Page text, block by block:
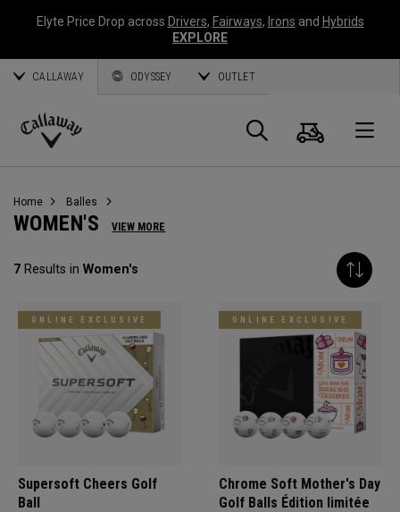
Elyte Price Drop across Drivers, Fairways, Irons and Hybrids
EXPLORE
CALLAWAY ODYSSEY OUTLET
Callaway
Panier
Home Balles
WOMEN'S VIEW MORE
7 Results in Women's
ONLINE EXCLUSIVE
Supersoft Cheers Golf
Ball
ONLINE EXCLUSIVE
Chrome Soft Mother's Day
Golf Balls Édition limitée